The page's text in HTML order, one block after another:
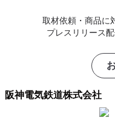
取材依頼・商品に
プレスリリース
阪神電気鉄道株式会社